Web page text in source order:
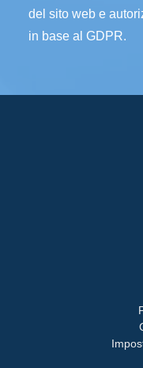
del sito web e
in base al GDPR.